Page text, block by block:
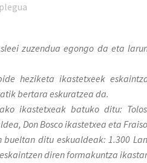
zuzendua egongo da eta
heziketa ikastetxeek
bertara eskuratzea da.
ikastetxeak batuko ditu:
Don Bosco ikastetxea eta
ditu eskualdeak: 1.300
diren formakuntza